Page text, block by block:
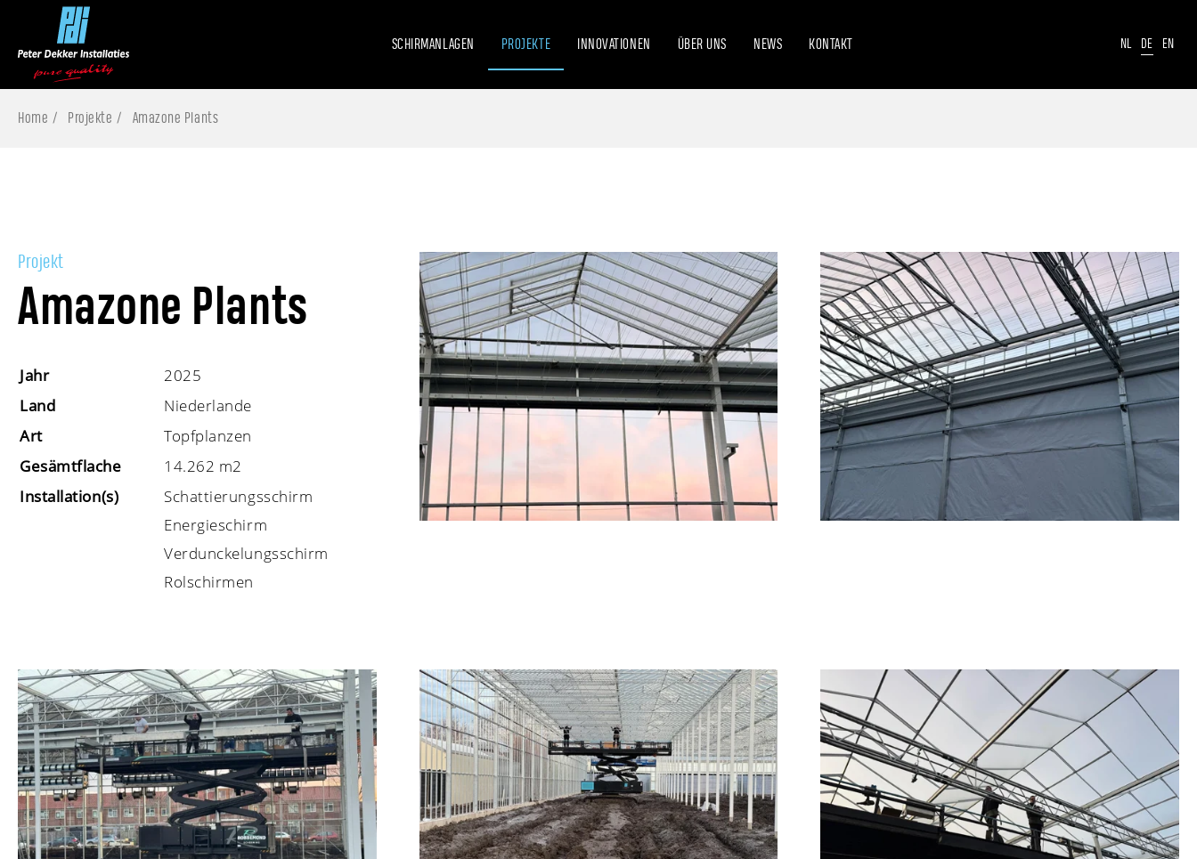
SCHIRMANLAGEN PROJEKTE INNOVATIONEN ÜBER UNS NEWS KONTAKT NL DE EN
Home Projekte Amazone Plants
Projekt
Amazone Plants
Jahr
2025
Land
Niederlande
Art
Topfplanzen
Gesämtflache
14.262 m2
Installation(s)
Schattierungsschirm
Energieschirm
Verdunckelungsschirm
Rolschirmen